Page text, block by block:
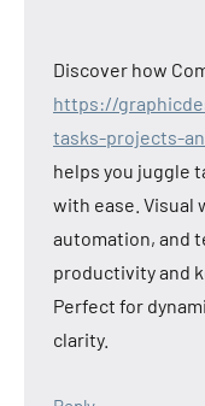
Discover how
https://
tasks-projects-
helps you juggle
with ease. Visual
automation, and
productivity and
Perfect for
clarity.